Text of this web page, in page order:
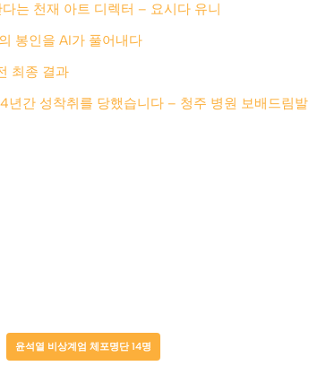
는 천재 아트 디렉터 – 요시다 유니
봉인을 AI가 풀어내다
최종 결과
년간 성착취를 당했습니다 – 청주 병원 보배드림발
윤석열 비상계엄 체포명단 14명